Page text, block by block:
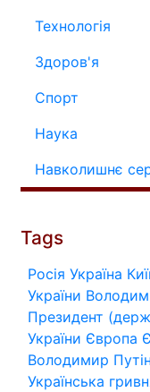
Технологія
Здоров'я
Спорт
Наука
Навколишнє
Tags
Росія Україна
України
Президент
України Європа
Володимир Путін
Українська